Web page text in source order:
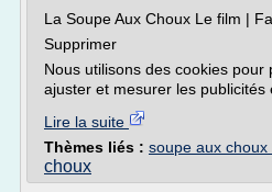
La Soupe Aux Choux Le film |
Supprimer
Nous utilisons des cookies pour
ajuster et mesurer les publicités
Lire la suite
Thèmes liés : soupe aux choux
choux